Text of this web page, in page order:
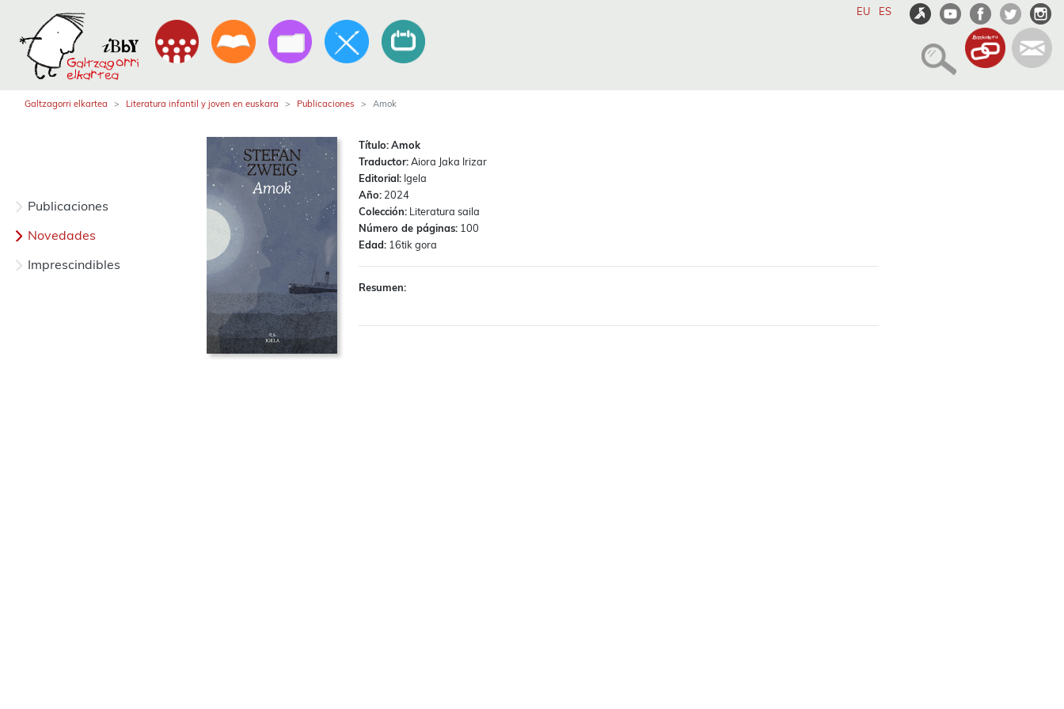
ES
EU
Galtzagorri elkartea Literatura infantil y joven en euskara Publicaciones Amok
Publicaciones
Novedades
Imprescindibles
Título:Amok
Traductor:Aiora Jaka Irizar
Editorial: Igela
Año: 2024
Colección: Literatura saila
Número de páginas: 100
Edad: 16tik gora
Resumen: